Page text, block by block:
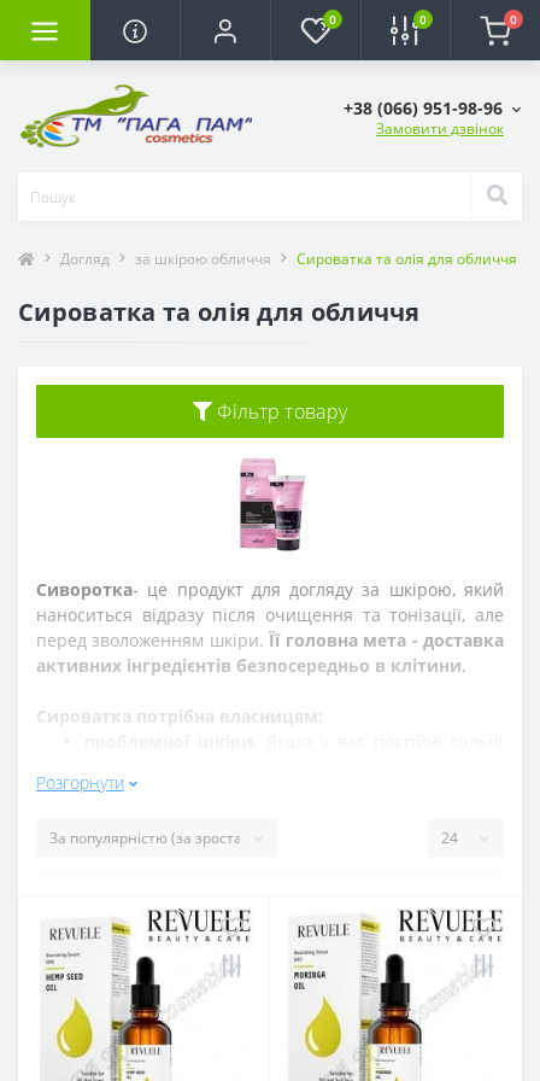
0 0 0
+38 (066) 951-98-96
Замовити дзвінок
Догляд за шкірою обличчя Сироватка та олія для обличчя
Сироватка та олія для обличчя
Фільтр товару
Сиворотка- це продукт для догляду за шкірою, який
наноситься відразу після очищення та тонізації, але
перед зволоженням шкіри.Її головна мета - доставка
активних інгредієнтів безпосередньо в клітини.
Сироватка потрібна власницям:
потових та сальних залоз, необхідно пройти хоча
поліпшення зовнішнього вигляду;
препаратів;
пігментних плям або слідів від запальних
елементів
Вікові зміни тягнуть порушення
вироблення меланіну.
Тому на шкірних покривах
виникають різні відмітини.
Вони погіршують
зовнішній вигляд та приносять великий
психологічний дискомфорт.Курс концентрату
Розгорнути